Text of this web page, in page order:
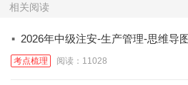
相关阅读
· 2026年中级注安-生产管理-思维导图
考点梳理 阅读：11028